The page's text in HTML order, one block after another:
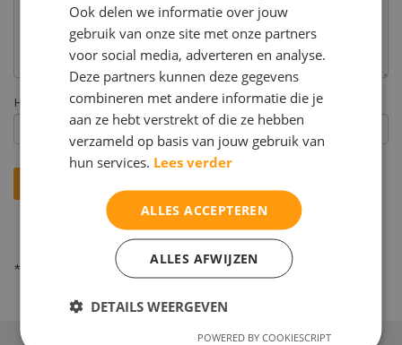
Hoe heeft u ons gevonden? *
* = verplicht
Ook delen we informatie over jouw
gebruik van onze site met onze partners
voor social media, adverteren en analyse.
Deze partners kunnen deze gegevens
combineren met andere informatie die je
aan ze hebt verstrekt of die ze hebben
verzameld op basis van jouw gebruik van
hun services. Lees verder
ALLES ACCEPTEREN
ALLES AFWIJZEN
DETAILS WEERGEVEN
POWERED BY COOKIESCRIPT